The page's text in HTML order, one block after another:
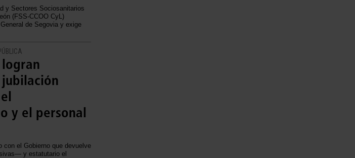
y Sectores Sociosanitarios
(FSS‑CCOO CyL)
de Segovia y exige
logran
y el personal
con el Gobierno que devuelve
y estatutario el